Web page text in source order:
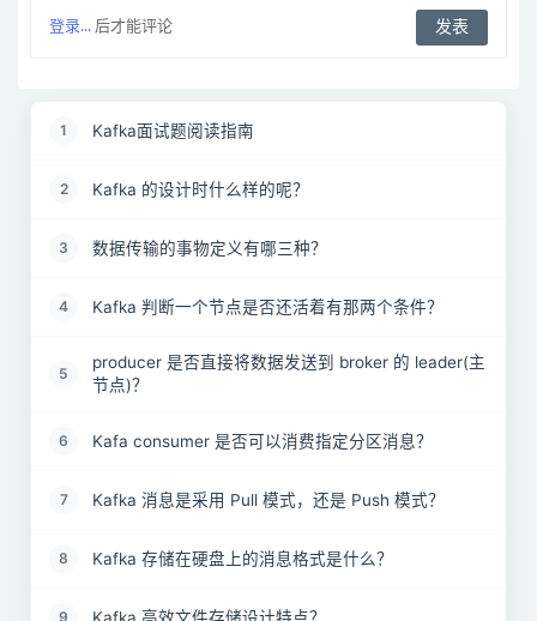
登录... 后才能评论
1 Kafka面试题阅读指南
2 Kafka 的设计时什么样的呢？
3 数据传输的事物定义有哪三种？
4 Kafka 判断一个节点是否还活着有那两个条件？
5
producer 是否直接将数据发送到 broker 的 leader(主
节点)？
6 Kafa consumer 是否可以消费指定分区消息？
7 Kafka 消息是采用 Pull 模式，还是 Push 模式？
8 Kafka 存储在硬盘上的消息格式是什么？
9 Kafka 高效文件存储设计特点？